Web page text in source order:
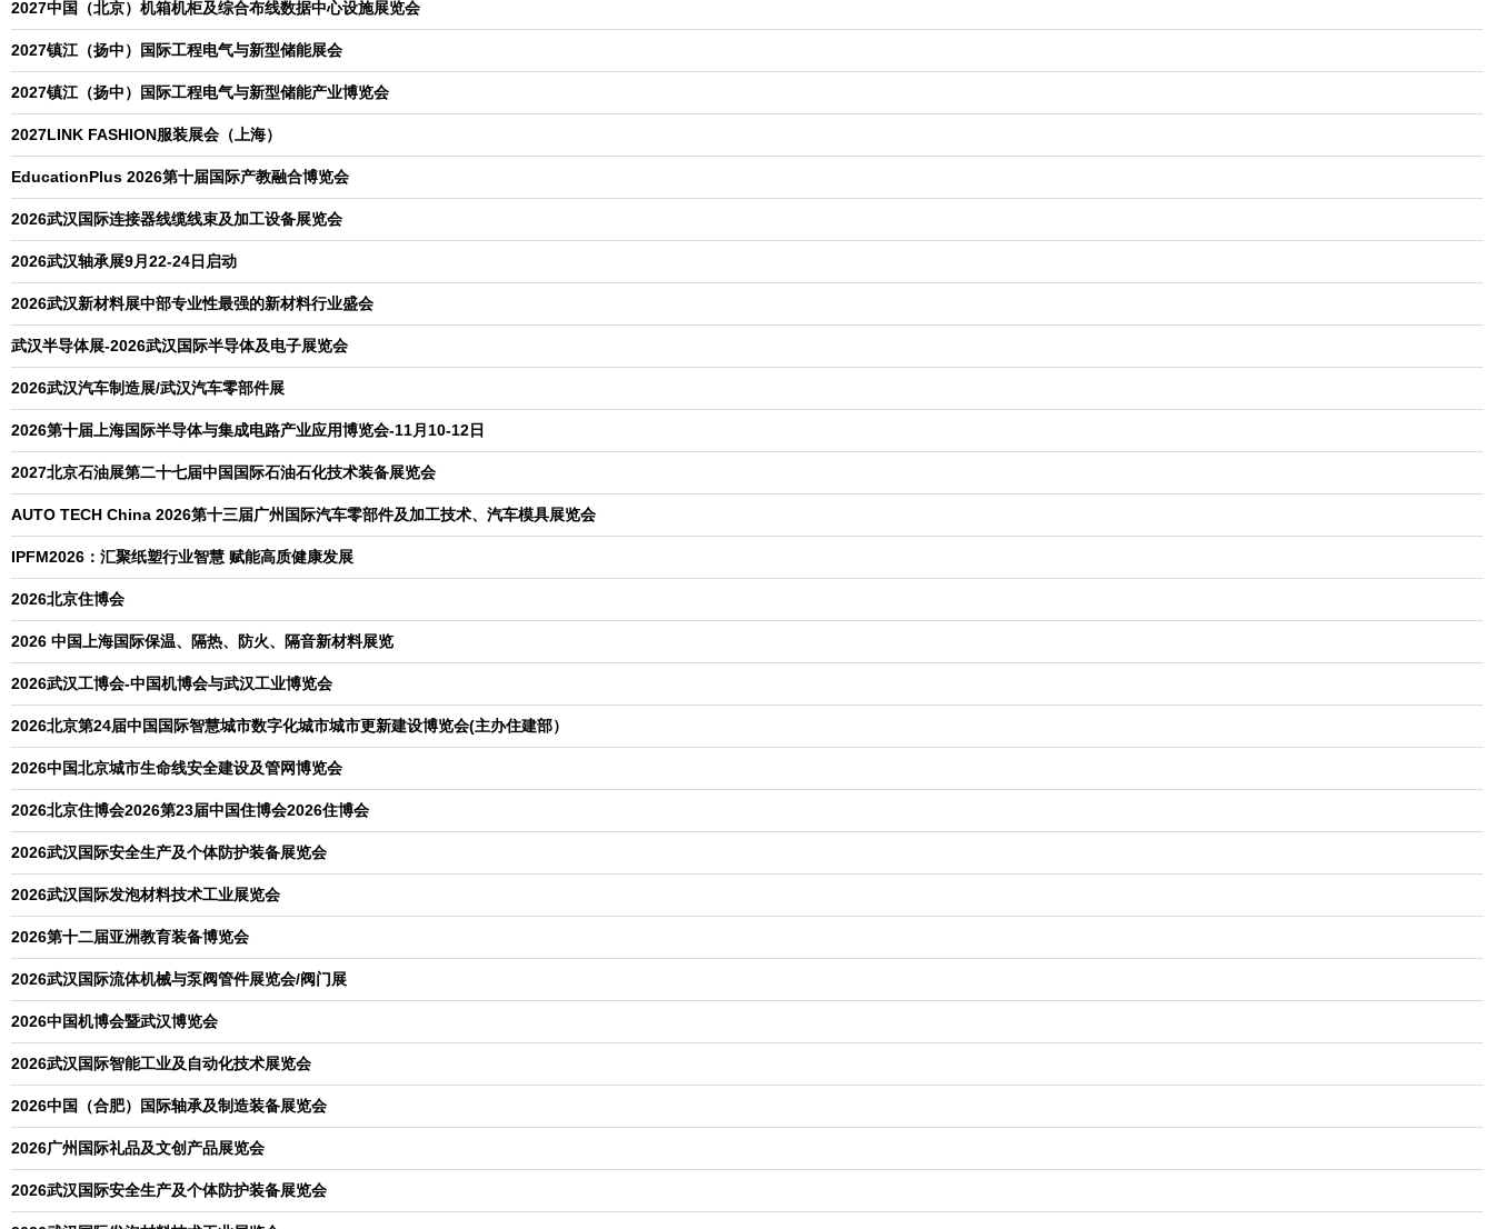
2027中国（北京）机箱机柜及综合布线数据中心设施展览会
2027镇江（扬中）国际工程电气与新型储能展会
2027镇江（扬中）国际工程电气与新型储能产业博览会
2027LINK FASHION服装展会（上海）
EducationPlus 2026第十届国际产教融合博览会
2026武汉国际连接器线缆线束及加工设备展览会
2026武汉轴承展9月22-24日启动
2026武汉新材料展中部专业性最强的新材料行业盛会
武汉半导体展-2026武汉国际半导体及电子展览会
2026武汉汽车制造展/武汉汽车零部件展
2026第十届上海国际半导体与集成电路产业应用博览会-11月10-12日
2027北京石油展第二十七届中国国际石油石化技术装备展览会
AUTO TECH China 2026第十三届广州国际汽车零部件及加工技术、汽车模具展览会
IPFM2026：汇聚纸塑行业智慧 赋能高质健康发展
2026北京住博会
2026 中国上海国际保温、隔热、防火、隔音新材料展览
2026武汉工博会-中国机博会与武汉工业博览会
2026北京第24届中国国际智慧城市数字化城市城市更新建设博览会(主办住建部）
2026中国北京城市生命线安全建设及管网博览会
2026北京住博会2026第23届中国住博会2026住博会
2026武汉国际安全生产及个体防护装备展览会
2026武汉国际发泡材料技术工业展览会
2026第十二届亚洲教育装备博览会
2026武汉国际流体机械与泵阀管件展览会/阀门展
2026中国机博会暨武汉博览会
2026武汉国际智能工业及自动化技术展览会
2026中国（合肥）国际轴承及制造装备展览会
2026广州国际礼品及文创产品展览会
2026武汉国际安全生产及个体防护装备展览会